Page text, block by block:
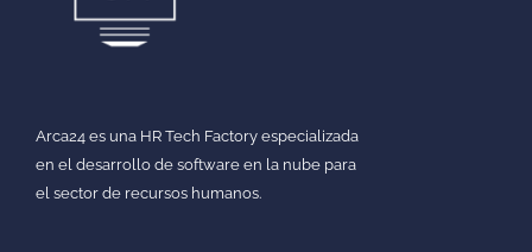
Arca24 es una HR Tech Factory especializada
en el desarrollo de software en la nube para
el sector de recursos humanos.